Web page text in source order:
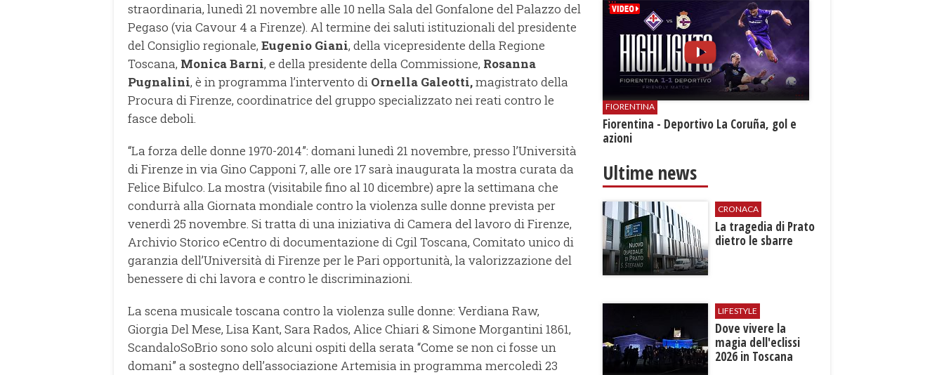
straordinaria, lunedì 21 novembre alle 10 nella Sala del Gonfalone del Palazzo del
Pegaso (via Cavour 4 a Firenze). Al termine dei saluti istituzionali del presidente
del Consiglio regionale, Eugenio Giani, della vicepresidente della Regione
Toscana, Monica Barni, e della presidente della Commissione, Rosanna
Pugnalini, è in programma l’intervento di Ornella Galeotti,magistrato della
Procura di Firenze, coordinatrice del gruppo specializzato nei reati contro le
fasce deboli.
“La forza delle donne 1970-2014”: domani lunedì 21 novembre, presso l’Università
di Firenze in via Gino Capponi 7, alle ore 17 sarà inaugurata la mostra curata da
Felice Bifulco. La mostra (visitabile fino al 10 dicembre) apre la settimana che
condurrà alla Giornata mondiale contro la violenza sulle donne prevista per
venerdì 25 novembre. Si tratta di una iniziativa di Camera del lavoro di Firenze,
Archivio Storico eCentro di documentazione di Cgil Toscana, Comitato unico di
garanzia dell’Università di Firenze per le Pari opportunità, la valorizzazione del
benessere di chi lavora e contro le discriminazioni.
La scena musicale toscana contro la violenza sulle donne: Verdiana Raw,
Giorgia Del Mese, Lisa Kant, Sara Rados, Alice Chiari & Simone Morgantini 1861,
ScandaloSoBrio sono solo alcuni ospiti della serata “Come se non ci fosse un
domani” a sostegno dell’associazione Artemisia in programma mercoledì 23
FIORENTINA
Fiorentina - Deportivo La Coruña, gol e
azioni
Ultime news
CRONACA
La tragedia di Prato
​dietro le sbarre
LIFESTYLE
Dove vivere la
magia dell'eclissi
2026 in Toscana